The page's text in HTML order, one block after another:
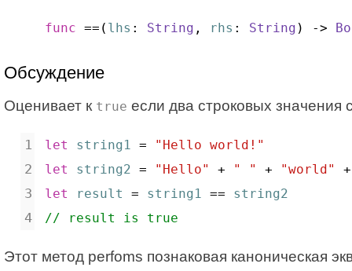
func ==( lhs : String , rhs : String ) ->
Обсуждение
Оценивает к true если два строковых
let string1 =
"Hello world!"
let
string2 = "Hello" + " " + "world"
let
result = string1 == string2
// result is true
Этот метод perfoms познаковая каноническая